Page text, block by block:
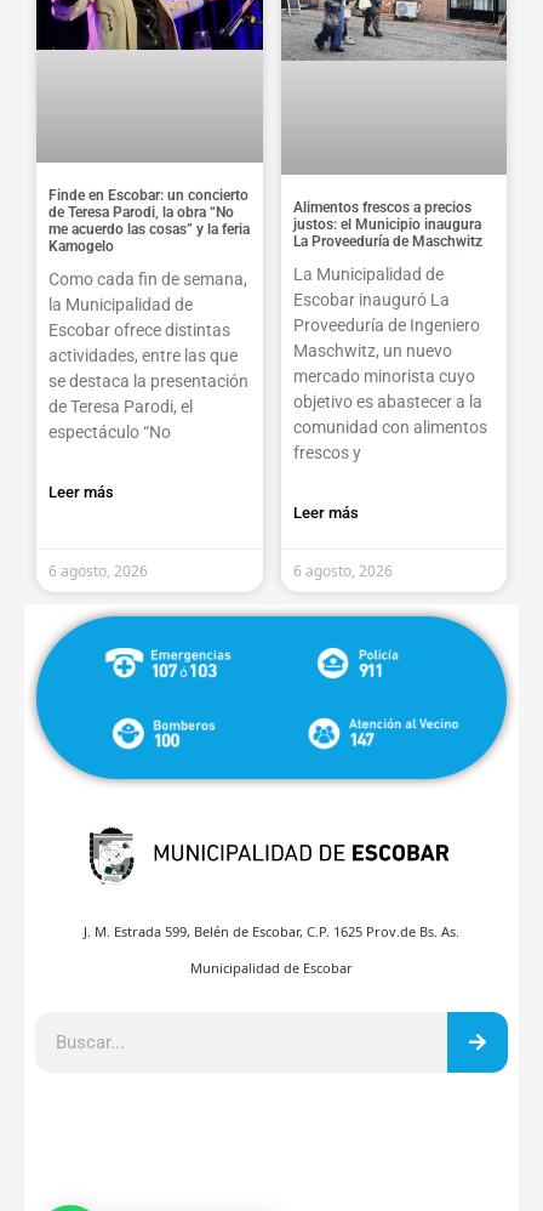
Finde en Escobar: un concierto
de Teresa Parodi, la obra “No
me acuerdo las cosas” y la feria
Kamogelo
Como cada fin de semana,
la Municipalidad de
Escobar ofrece distintas
actividades, entre las que
se destaca la presentación
de Teresa Parodi, el
espectáculo “No
Leer más
6 agosto, 2026
Alimentos frescos a precios
justos: el Municipio inaugura
La Proveeduría de Maschwitz
La Municipalidad de
Escobar inauguró La
Proveeduría de Ingeniero
Maschwitz, un nuevo
mercado minorista cuyo
objetivo es abastecer a la
comunidad con alimentos
frescos y
Leer más
6 agosto, 2026
J. M. Estrada 599, Belén de Escobar, C.P. 1625 Prov.de Bs. As.
Municipalidad de Escobar